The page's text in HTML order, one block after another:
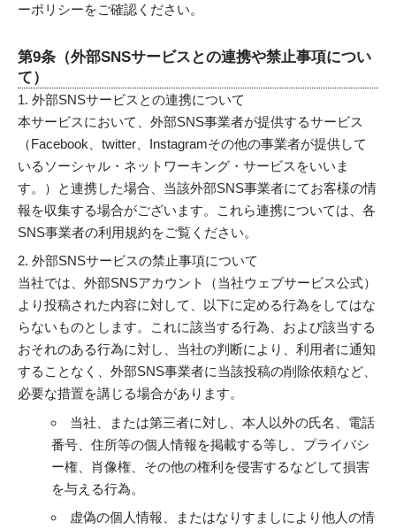
ーポリシーをご確認ください。
第9条（外部SNSサービスとの連携や禁止事項につい
て）
外部SNSサービスとの連携について
本サービスにおいて、外部SNS事業者が提供するサービス
（Facebook、twitter、Instagramその他の事業者が提供して
いるソーシャル・ネットワーキング・サービスをいいま
す。）と連携した場合、当該外部SNS事業者にてお客様の情
報を収集する場合がございます。これら連携については、各
SNS事業者の利用規約をご覧ください。
外部SNSサービスの禁止事項について
当社では、外部SNSアカウント（当社ウェブサービス公式）
より投稿された内容に対して、以下に定める行為をしてはな
らないものとします。これに該当する行為、および該当する
おそれのある行為に対し、当社の判断により、利用者に通知
することなく、外部SNS事業者に当該投稿の削除依頼など、
必要な措置を講じる場合があります。
当社、または第三者に対し、本人以外の氏名、電話
番号、住所等の個人情報を掲載する等し、プライバシ
ー権、肖像権、その他の権利を侵害するなどして損害
を与える行為。
虚偽の個人情報、またはなりすましにより他人の情